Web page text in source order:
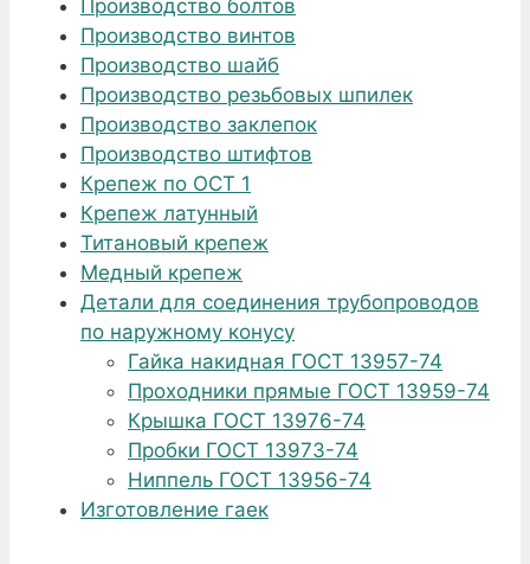
Производство болтов
Производство винтов
Производство шайб
Производство резьбовых шпилек
Производство заклепок
Производство штифтов
Крепеж по ОСТ 1
Крепеж латунный
Титановый крепеж
Медный крепеж
Детали для соединения трубопроводов
по наружному конусу
Гайка накидная ГОСТ 13957-74
Проходники прямые ГОСТ 13959-74
Крышка ГОСТ 13976-74
Пробки ГОСТ 13973-74
Ниппель ГОСТ 13956-74
Изготовление гаек